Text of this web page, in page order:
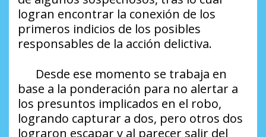
logran encontrar la conexión de los
primeros indicios de los posibles
responsables de la acción delictiva.
Desde ese momento se trabaja en
base a la ponderación para no alertar a
los presuntos implicados en el robo,
logrando capturar a dos, pero otros dos
lograron escapar y al parecer salir del